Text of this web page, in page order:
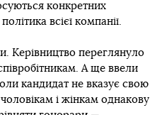
конкретних
всієї компанії.
Керівництво переглянуло
А ще ввели
кандидат не вказує свою
і жінкам однакову